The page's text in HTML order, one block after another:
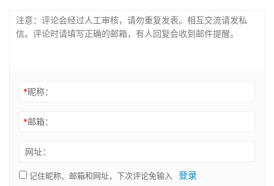
*昵称：
*邮箱：
网址：
记住昵称、邮箱和网址，下次评论免输入 登录